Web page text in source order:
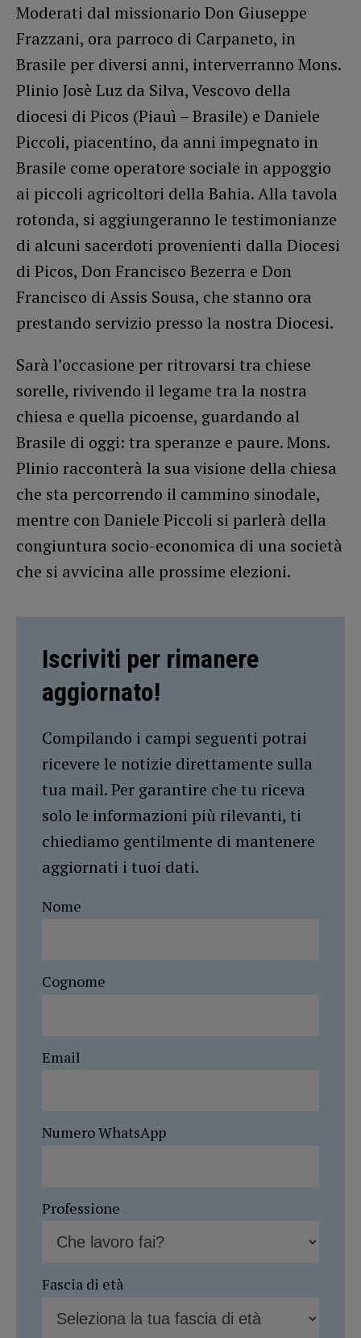
Moderati dal missionario Don Giuseppe
Frazzani, ora parroco di Carpaneto, in
Brasile per diversi anni, interverranno Mons.
Plinio Josè Luz da Silva, Vescovo della
diocesi di Picos (Piauì – Brasile) e Daniele
Piccoli, piacentino, da anni impegnato in
Brasile come operatore sociale in appoggio
ai piccoli agricoltori della Bahia. Alla tavola
rotonda, si aggiungeranno le testimonianze
di alcuni sacerdoti provenienti dalla Diocesi
di Picos, Don Francisco Bezerra e Don
Francisco di Assis Sousa, che stanno ora
prestando servizio presso la nostra Diocesi.
Sarà l’occasione per ritrovarsi tra chiese
sorelle, rivivendo il legame tra la nostra
chiesa e quella picoense, guardando al
Brasile di oggi: tra speranze e paure. Mons.
Plinio racconterà la sua visione della chiesa
che sta percorrendo il cammino sinodale,
mentre con Daniele Piccoli si parlerà della
congiuntura socio-economica di una società
che si avvicina alle prossime elezioni.
Iscriviti per rimanere
aggiornato!
Compilando i campi seguenti potrai
ricevere le notizie direttamente sulla
tua mail. Per garantire che tu riceva
solo le informazioni più rilevanti, ti
chiediamo gentilmente di mantenere
aggiornati i tuoi dati.
Nome
Cognome
Email
Numero WhatsApp
Professione
Fascia di età